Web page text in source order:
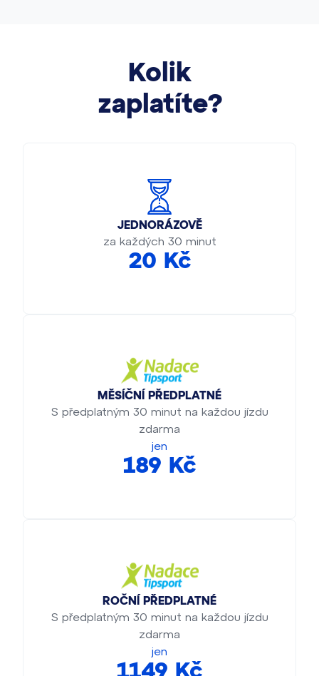
Kolik
zaplatíte?
JEDNORÁZOVĚ
za každých 30 minut
20 Kč
MĚSÍČNÍ PŘEDPLATNÉ
S předplatným 30 minut na každou jízdu
zdarma
jen
189 Kč
ROČNÍ PŘEDPLATNÉ
S předplatným 30 minut na každou jízdu
zdarma
jen